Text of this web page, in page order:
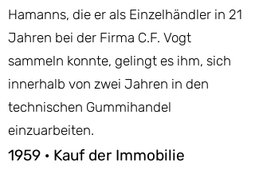
Hamanns, die er als Einzelhändler in 21
Jahren bei der Firma C.F. Vogt
sammeln konnte, gelingt es ihm, sich
innerhalb von zwei Jahren in den
technischen Gummihandel
einzuarbeiten.
1959 · Kauf der Immobilie